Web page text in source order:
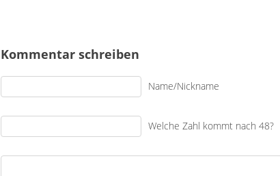
Kommentar schreiben
Name/Nickname
Welche Zahl kommt nach 48?